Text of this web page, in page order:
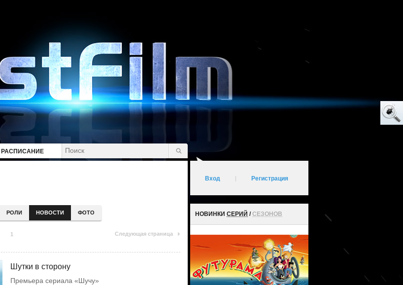
РАСПИСАНИЕ
РОЛИ НОВОСТИ ФОТО
1 Следующая страница
Шутки в сторону
Премьера сериала «Шучу»
Вход Регистрация
НОВИНКИ СЕРИЙ /СЕЗОНОВ